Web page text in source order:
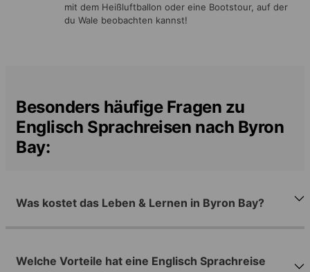
mit dem Heißluftballon oder eine Bootstour, auf der
du Wale beobachten kannst!
Besonders häufige Fragen zu
Englisch Sprachreisen nach Byron
Bay:
Was kostet das Leben & Lernen in Byron Bay?
Welche Vorteile hat eine Englisch Sprachreise